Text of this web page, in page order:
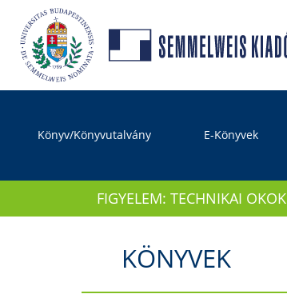
Könyv/Könyvutalvány E-Könyvek
FIGYELEM: TECHNIKAI
KÖNYVEK